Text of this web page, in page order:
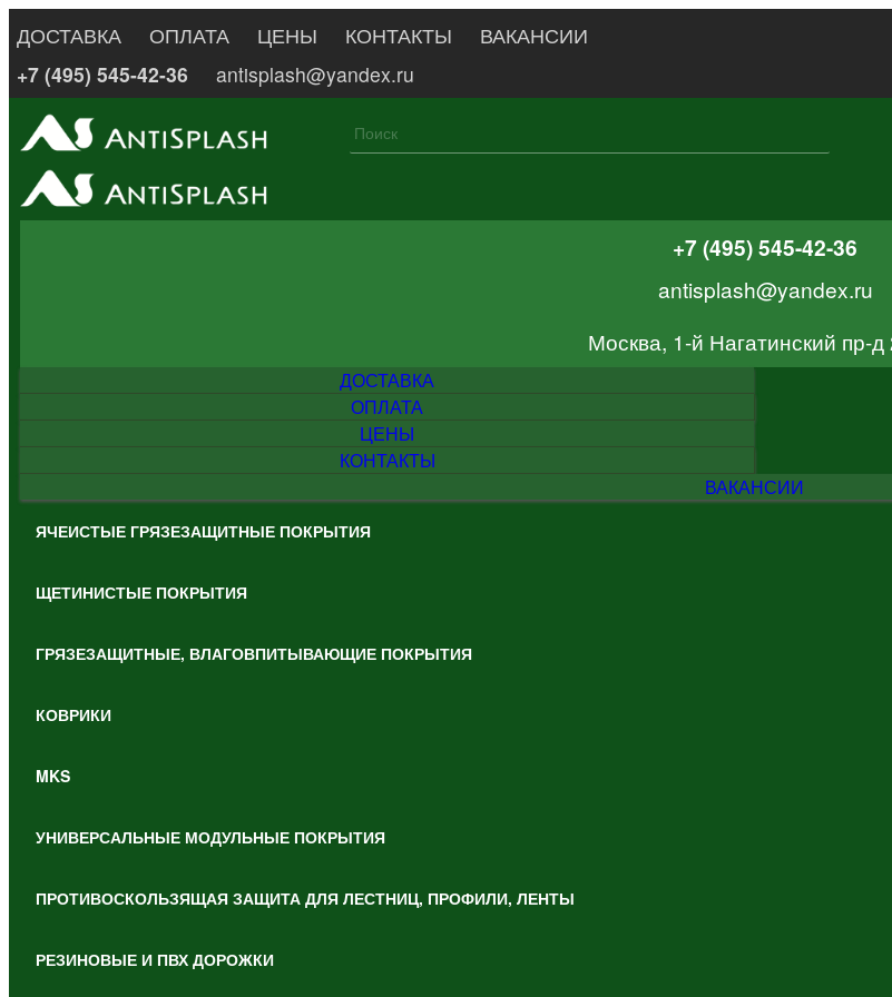
ДОСТАВКА ОПЛАТА ЦЕНЫ КОНТАКТЫ
ВАКАНСИИ
+7 (495) 545-42-36
antisplash@yandex.ru
+7 (495) 545-42-36
antisplash@yandex.ru
Москва, 1-й Нагатинский пр-д
ДОСТАВКА
ОПЛАТА
ЦЕНЫ
КОНТАКТЫ
ВАКАНСИИ
ЯЧЕИСТЫЕ ГРЯЗЕЗАЩИТНЫЕ ПОКРЫТИЯ
ЩЕТИНИСТЫЕ ПОКРЫТИЯ
ГРЯЗЕЗАЩИТНЫЕ, ВЛАГОВПИТЫВАЮЩИЕ ПОКРЫТИЯ
КОВРИКИ
MKS
УНИВЕРСАЛЬНЫЕ МОДУЛЬНЫЕ ПОКРЫТИЯ
ПРОТИВОСКОЛЬЗЯЩАЯ ЗАЩИТА ДЛЯ ЛЕСТНИЦ, ПРОФИЛИ, ЛЕНТЫ
РЕЗИНОВЫЕ И ПВХ ДОРОЖКИ